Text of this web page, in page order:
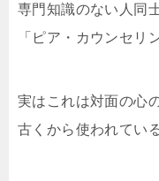
専門知識のない人同
「ピア・カウンセリ
実はこれは対面の心
古くから使われてい